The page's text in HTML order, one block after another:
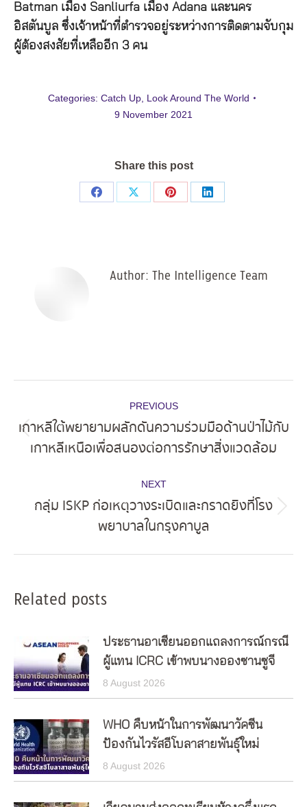
Batman เมือง Sanliurfa เมือง Adana และนคร
อิสตันบูล ซึ่งเจ้าหน้าที่ตำรวจอยู่ระหว่างการติดตามจับกุม
ผู้ต้องสงสัยที่เหลืออีก 3 คน
Categories: Catch Up, Look Around The World
9 November 2021
Share this post
Share
Share
Share
Share
Author: The Intelligence Team
navigation
PREVIOUS
post:
เกาหลีใต้พยายามผลักดันความร่วมมือด้านป่าไม้กับ
เกาหลีเหนือเพื่อสนองต่อการรักษาสิ่งแวดล้อม
NEXT
post:
กลุ่ม ISKP ก่อเหตุวางระเบิดและกราดยิงที่โรง
พยาบาลในกรุงคาบูล
Related posts
ประธานอาเซียนออกแถลงการณ์กรณี
ผู้แทน ICRC เข้าพบนางอองซานซูจี
8 August 2026
WHO คืบหน้าในการพัฒนาวัคซีน
ป้องกันไวรัสอีโบลาสายพันธุ์ใหม่
8 August 2026